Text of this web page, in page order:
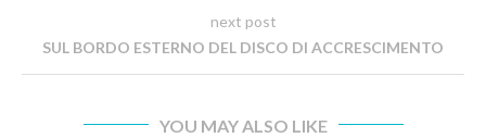
next post
SUL BORDO ESTERNO DEL DISCO DI ACCRESCIMENTO
YOU MAY ALSO LIKE